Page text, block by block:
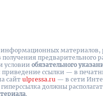
получения предварительного
условии обязательного
приведение ссылки — в
cайт ulpressa.ru — в сети
должны
.